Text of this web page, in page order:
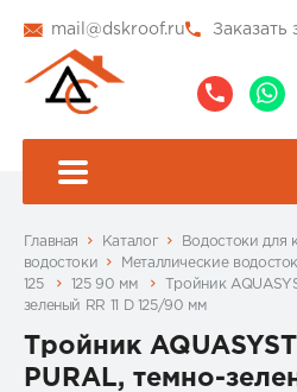
mail@dskroof.ru Заказать
Главная Каталог Водостоки для
водостоки
Металлические
125
125 90 мм
Тройник
зеленый RR 11 D 125/90 мм
Тройник
PURAL, темно-